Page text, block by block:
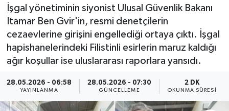
İşgal yönetiminin siyonist Ulusal Güvenlik Bakanı
Itamar Ben Gvir'in, resmi denetçilerin
cezaevlerine girişini engellediği ortaya çıktı. İşgal
hapishanelerindeki Filistinli esirlerin maruz kaldığı
ağır koşullar ise uluslararası raporlara yansıdı.
28.05.2026 - 06:58
YAYINLANMA
28.05.2026 - 07:30
GÜNCELLEME
2 DK
OKUNMA SÜRESI
Si̇yaset
Spor
Haber Arşivi